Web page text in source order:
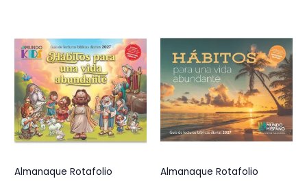
Almanaque Rotafolio
Almanaque Rotafolio